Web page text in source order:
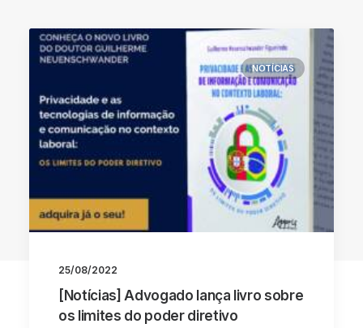
NOTÍCIAS
25/08/2022
[Notícias] Advogado lança livro sobre
os limites do poder diretivo
Voltar Ao Blog